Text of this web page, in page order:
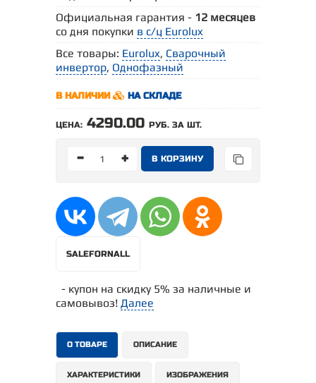
Официальная гарантия - 12 месяцев
со дня покупки в с/ц Eurolux
Все товары: Eurolux, Сварочный
инвертор, Однофазный
В НАЛИЧИИ НА СКЛАДЕ
ЦЕНА: 4290.00 РУБ. ЗА ШТ.
- +
SALEFORNALL
- купон на скидку 5% за наличные и
самовывоз! Далее
О ТОВАРЕ ОПИСАНИЕ
ХАРАКТЕРИСТИКИ ИЗОБРАЖЕНИЯ